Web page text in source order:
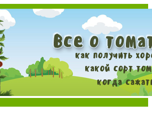
томатов. Сорта и рассада.
за томатами